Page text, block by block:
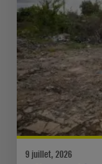
9 juillet, 2026